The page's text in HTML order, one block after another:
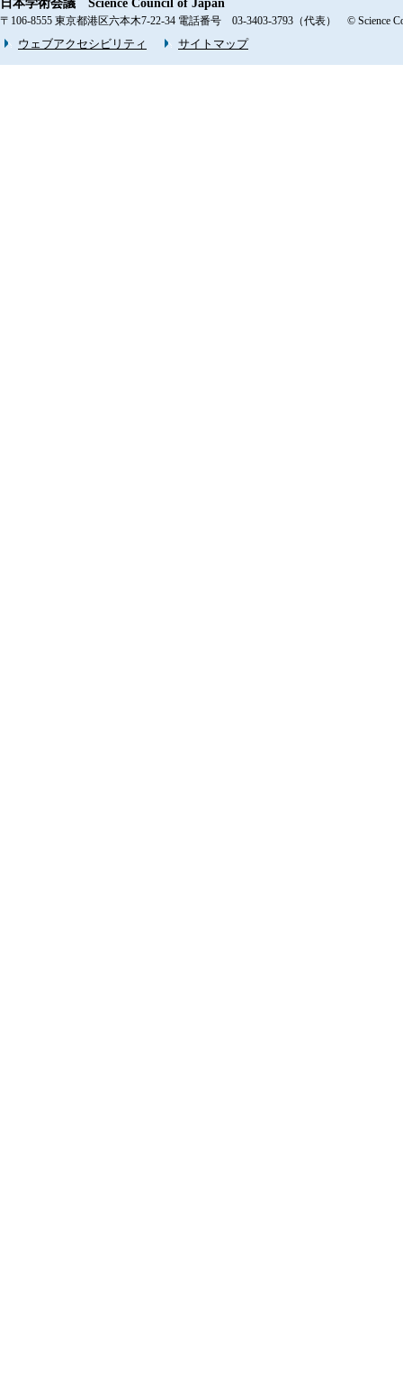
〒106-8555 東京都港区六本木7-22-34 電話番号 03-3403-3793（代表） © Science
ウェブアクセシビリティ サイトマップ